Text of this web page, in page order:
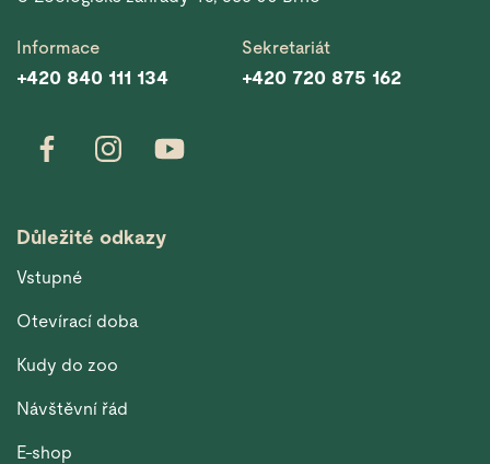
Informace
+420 840 111 134
Sekretariát
+420 720 875 162
Důležité odkazy
Vstupné
Otevírací doba
Kudy do zoo
Návštěvní řád
E-shop